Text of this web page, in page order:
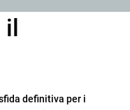
definitiva per i